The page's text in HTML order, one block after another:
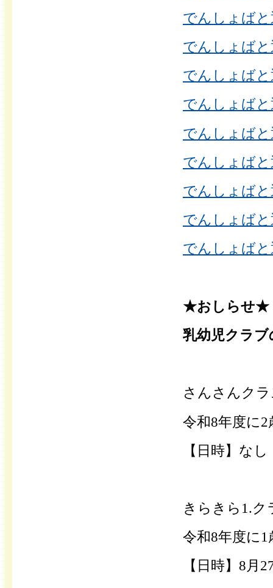
でんしょばと
でんしょばと
でんしょばと
でんしょばと
でんしょばと
でんしょばと
でんしょばと
でんしょばと
でんしょばと
★おしらせ★
乳幼児クラ
さんさんク
令和8年度に
【日時】な
きらきら1.ク
令和8年度に
【日時】8月